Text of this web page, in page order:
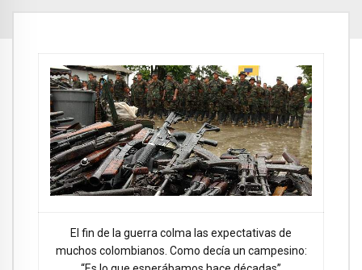
El fin de la guerra colma las expectativas de
muchos colombianos. Como decía un campesino: